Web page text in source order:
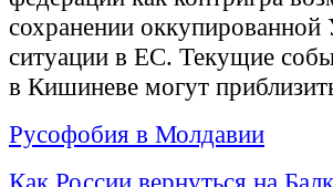
сохранении
ситуации в ЕС. Текущие
в Кишиневе могут
Русофобия в Молдавии